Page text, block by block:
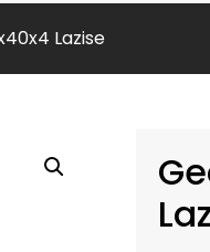
Lazise